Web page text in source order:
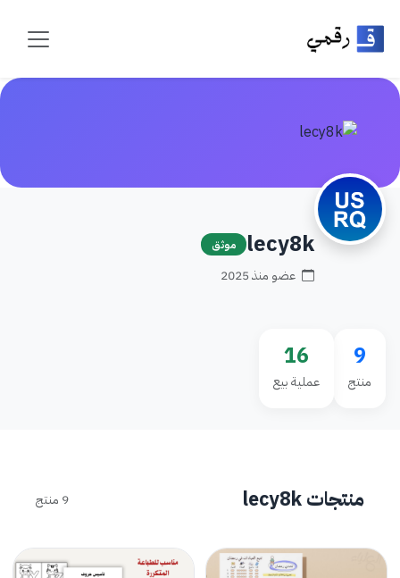
lecy8k موثق
عضو منذ 2025
9
منتج
16
عملية بيع
منتجات lecy8k 9 منتج